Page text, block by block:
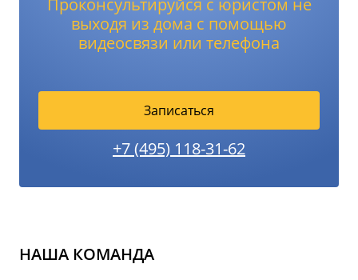
Проконсультируйся с юристом не
выходя из дома с помощью
видеосвязи или телефона
Записаться
+7 (495) 118-31-62
НАША КОМАНДА